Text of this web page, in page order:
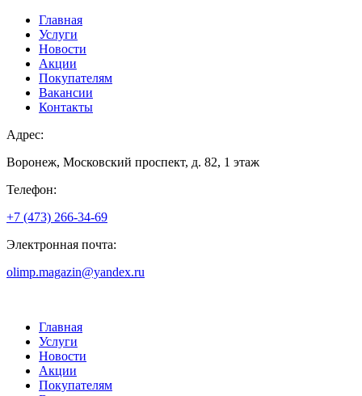
Главная
Услуги
Новости
Акции
Покупателям
Вакансии
Контакты
Адрес:
Воронеж, Московский проспект, д. 82, 1 этаж
Телефон:
+7 (473) 266-34-69
Электронная почта:
olimp.magazin@yandex.ru
Главная
Услуги
Новости
Акции
Покупателям